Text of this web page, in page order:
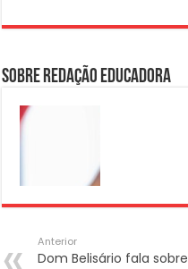
Sobre Redação Educadora
Anterior
Dom Belisário fala sobre